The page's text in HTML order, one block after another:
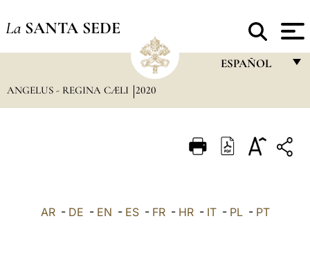
La SANTA SEDE
ESPAÑOL
ITALIANO
ANGELUS - REGINA CÆLI 2020
AR- DE - EN - ES- FR- HR- IT- PL- PT